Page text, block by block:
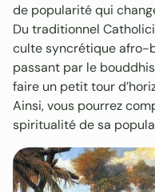
de popularité qui
Du traditionnel
culte syncrétique afro-
passant par le
faire un petit tour
Ainsi, vous pourrez
spiritualité de sa